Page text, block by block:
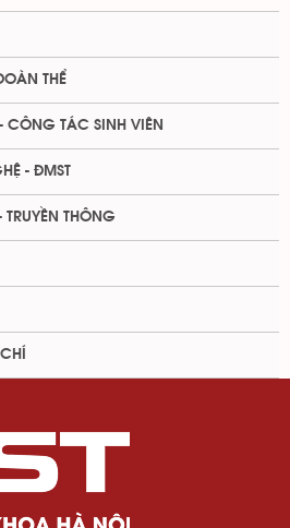
THỂ
CÔNG TÁC SINH VIÊN
- ĐMST
THÔNG